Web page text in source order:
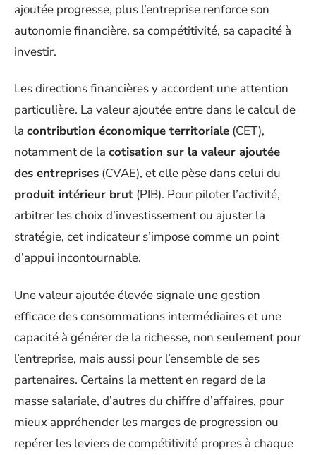
ajoutée progresse, plus l’entreprise renforce son
autonomie financière, sa compétitivité, sa capacité à
investir.
Les directions financières y accordent une attention
particulière. La valeur ajoutée entre dans le calcul de
la contribution économique territoriale (CET),
notamment de la cotisation sur la valeur ajoutée
des entreprises (CVAE), et elle pèse dans celui du
produit intérieur brut (PIB). Pour piloter l’activité,
arbitrer les choix d’investissement ou ajuster la
stratégie, cet indicateur s’impose comme un point
d’appui incontournable.
Une valeur ajoutée élevée signale une gestion
efficace des consommations intermédiaires et une
capacité à générer de la richesse, non seulement pour
l’entreprise, mais aussi pour l’ensemble de ses
partenaires. Certains la mettent en regard de la
masse salariale, d’autres du chiffre d’affaires, pour
mieux appréhender les marges de progression ou
repérer les leviers de compétitivité propres à chaque